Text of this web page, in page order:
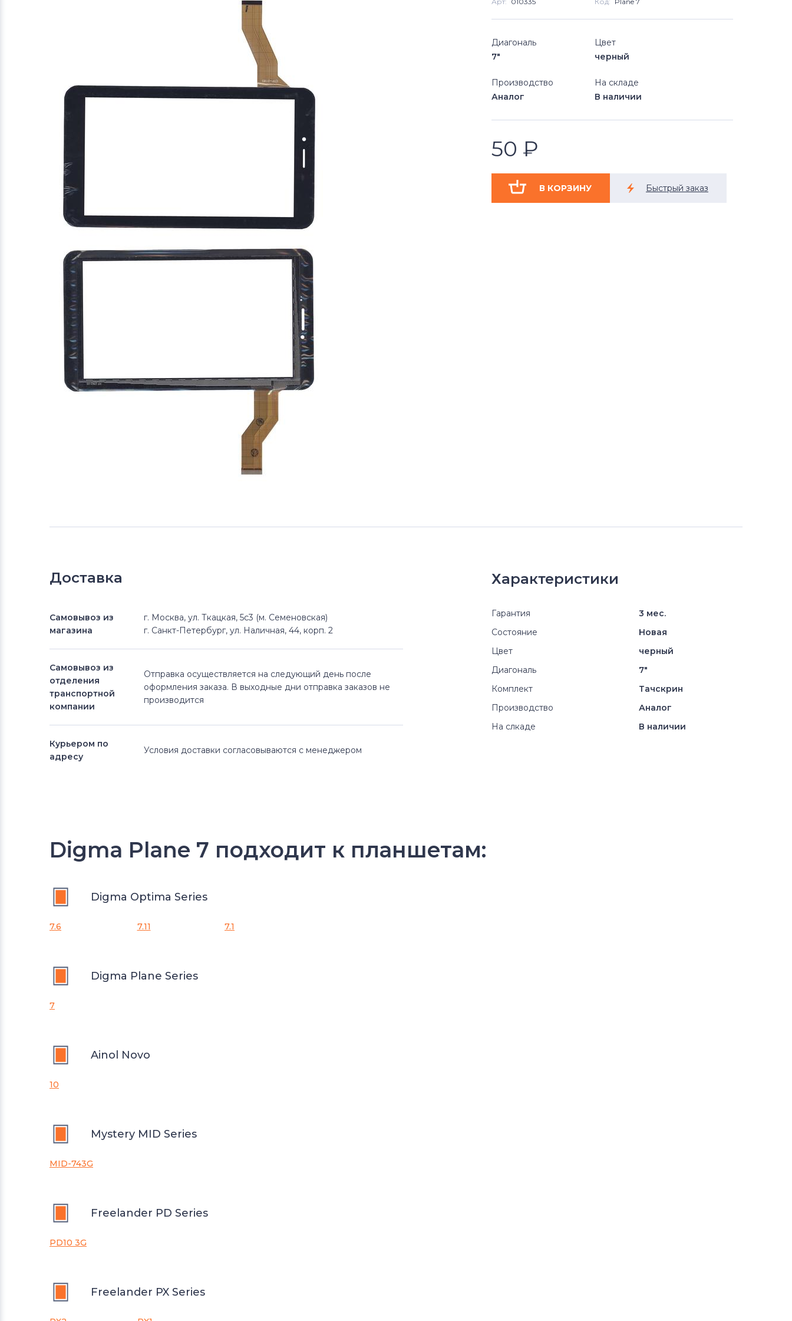
Диагональ
7"
Цвет
черный
Производство
Аналог
На складе
В наличии
50 ₽
Доставка
Самовывоз из
магазина
г. Москва, ул. Ткацкая, 5с3 (м. Семеновская)
г. Санкт-Петербург, ул. Наличная, 44, корп. 2
Самовывоз из
отделения
транспортной
компании
Отправка осуществляется на следующий день после
оформления заказа. В выходные дни отправка заказов не
производится
Курьером по
адресу
Условия доставки согласовываются с менеджером
Характеристики
Гарантия
3 мес.
Состояние
Новая
Цвет
черный
Диагональ
7"
Комплект
Тачскрин
Производство
Аналог
На слкаде
В наличии
Digma Plane 7 подходит к планшетам:
Digma Optima Series
7.6 7.11 7.1
Digma Plane Series
7
Ainol Novo
10
Mystery MID Series
MID-743G
Freelander PD Series
PD10 3G
Freelander PX Series